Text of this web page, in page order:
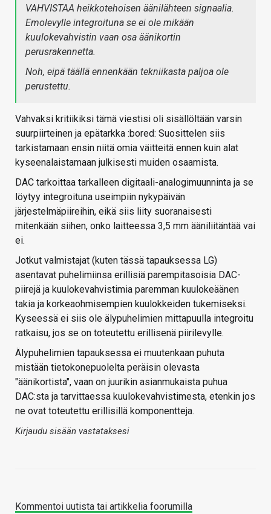
VAHVISTAA heikkotehoisen äänilähteen signaalia.
Emolevylle integroituna se ei ole mikään
kuulokevahvistin vaan osa äänikortin
perusrakennetta.
Noh, eipä täällä ennenkään tekniikasta paljoa ole
perustettu.
Vahvaksi kritiikiksi tämä viestisi oli sisällöltään varsin
suurpiirteinen ja epätarkka :bored: Suosittelen siis
tarkistamaan ensin niitä omia väitteitä ennen kuin alat
kyseenalaistamaan julkisesti muiden osaamista.
DAC tarkoittaa tarkalleen digitaali-analogimuunninta ja se
löytyy integroituna useimpiin nykypäivän
järjestelmäpiireihin, eikä siis liity suoranaisesti
mitenkään siihen, onko laitteessa 3,5 mm ääniliitäntää vai
ei.
Jotkut valmistajat (kuten tässä tapauksessa LG)
asentavat puhelimiinsa erillisiä parempitasoisia DAC-
piirejä ja kuulokevahvistimia paremman kuulokeäänen
takia ja korkeaohmisempien kuulokkeiden tukemiseksi.
Kyseessä ei siis ole älypuhelimien mittapuulla integroitu
ratkaisu, jos se on toteutettu erillisenä piirilevylle.
Älypuhelimien tapauksessa ei muutenkaan puhuta
mistään tietokonepuolelta peräisin olevasta
"äänikortista", vaan on juurikin asianmukaista puhua
DAC:sta ja tarvittaessa kuulokevahvistimesta, etenkin jos
ne ovat toteutettu erillisillä komponentteja.
Kirjaudu sisään vastataksesi
Kommentoi uutista tai artikkelia foorumilla